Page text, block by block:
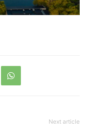
Next article